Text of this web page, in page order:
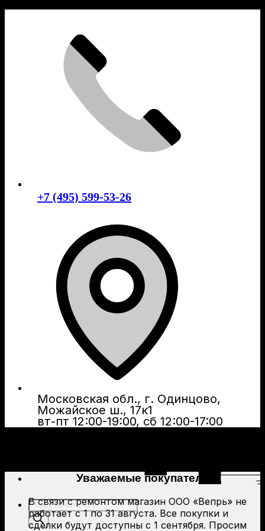
+7 (495) 599-53-26
Московская обл., г. Одинцово,
Можайское ш., 17к1
вт-пт 12:00-19:00, сб 12:00-17:00
Поиск
товаров
Уважаемые покупатели!
В связи с ремонтом магазин ООО «Вепрь» не
работает с 1 по 31 августа. Все покупки и
сделки будут доступны с 1 сентября. Просим